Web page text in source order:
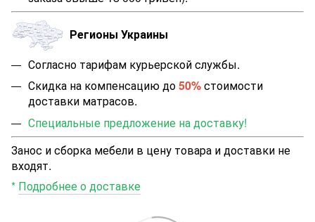
Регионы Украины
Согласно тарифам курьерской службы.
Скидка на компенсацию до50%стоимости
доставки матрасов.
Специальные предложение на доставку!
Занос и сборка мебели в цену товара и доставки не
входят.
* Подробнее о доставке